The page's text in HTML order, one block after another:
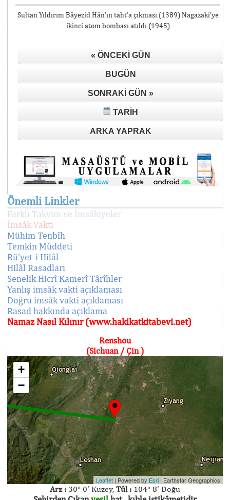
Sultan Yıldırım Bâyezid Hân’ın taht’a çıkması (1389) Nagazaki’ye
ikinci atom bombası atıldı (1945)
« ÖNCEKI GÜN
BUGÜN
SONRAKI GÜN »
TARIH
ARKA YAPRAK
Önemli Linkler
Farklı Takvim ve İmsâkiyeler
İmsâk Vakti
Mühim Tenbîh
Temkin Müddeti
Rü'yet-i Hilâl
Hilâl Rasadları
Senelik Hicrî Kamerî Târîhler
Yanlış imsâk vakti açıklaması
Doğru imsâk vakti açıklaması
Rasad hakkında açıklama
Namaz Nasıl Kılınır (www.hakikatkitabevi.net)
Renshou
(Sichuan / Çin )
+
−
Leaflet | Powered by Esri | Earthstar Geographics
Arz : 30° 0' Kuzey, Tûl : 104° 8' Doğu